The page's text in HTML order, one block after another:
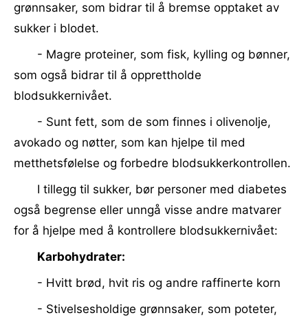
grønnsaker, som bidrar til å bremse opptaket av
sukker i blodet.
- Magre proteiner, som fisk, kylling og bønner,
som også bidrar til å opprettholde
blodsukkernivået.
- Sunt fett, som de som finnes i olivenolje,
avokado og nøtter, som kan hjelpe til med
metthetsfølelse og forbedre blodsukkerkontrollen.
I tillegg til sukker, bør personer med diabetes
også begrense eller unngå visse andre matvarer
for å hjelpe med å kontrollere blodsukkernivået:
Karbohydrater:
- Hvitt brød, hvit ris og andre raffinerte korn
- Stivelsesholdige grønnsaker, som poteter,